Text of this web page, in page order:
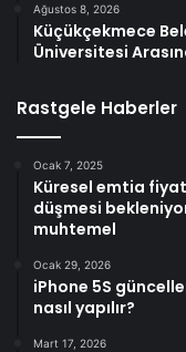
Ağustos 8, 2026
Küçükçekmece
Üniversitesi
Rastgele Haberler
Ocak 7, 2025
Küresel emtia
düşmesi
muhtemel
Ocak 29, 2026
iPhone 5S
nasıl yapılır?
Mart 17, 2026